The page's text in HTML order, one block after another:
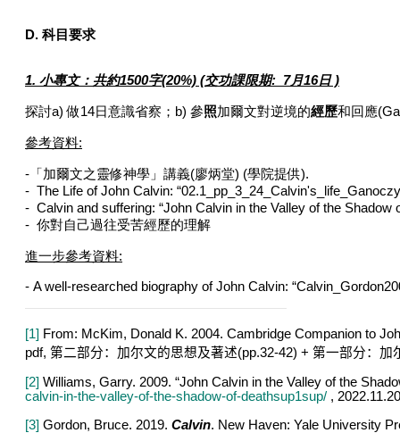
D. 科目要求
1. 小專文：共約1500字(20%) (交功課限期: 7月16日 )
探討a)做14日意識省察； b) 參照加爾文對逆境的經歷和回應
參考資料:
-「加爾文之靈修神學」講義(廖炳堂) (學院提供).
- The Life of John Calvin:
- Calvin and suffering: “John Calvin in the Valley of the Shadow
- 你對自己過往受苦經歷的理解
進一步參考資料:
- A well-researched biography of John Calvin:
[1] From: McKim, Donald K. 2004. Cambridge Companion to
pdf, 第二部分：加尔文的思想及著述(pp.32-42) + 第一部分：加
[2] Williams, Garry. 2009. “John Calvin in the Valley of the
calvin-in-the-valley-of-the-shadow-of-deathsup1sup/ ,
[3] Gordon, Bruce. 2019. Calvin. New Haven: Yale University